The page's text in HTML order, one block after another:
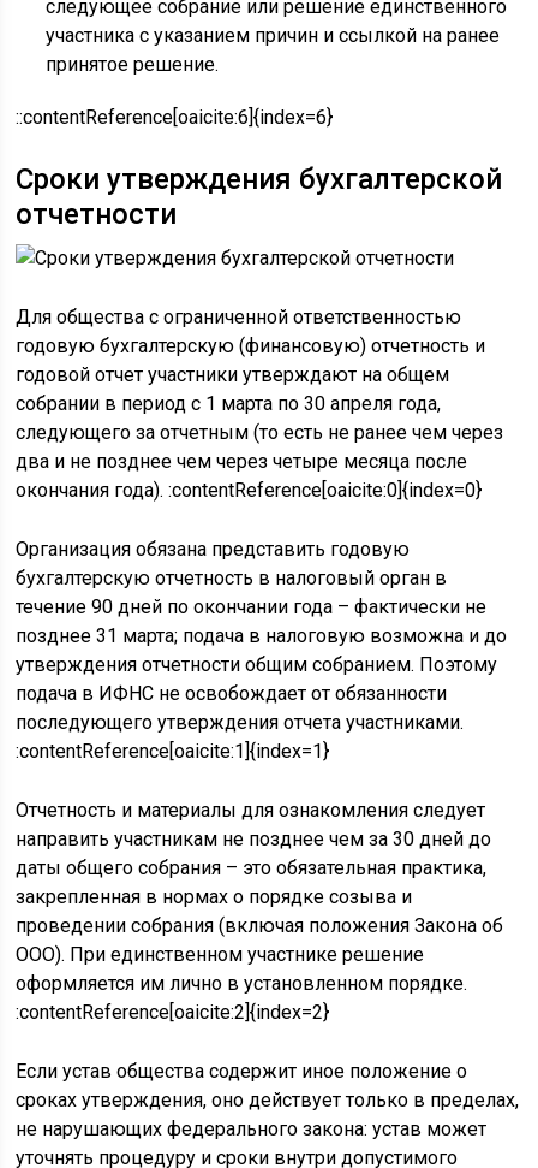
следующее собрание или решение единственного
участника с указанием причин и ссылкой на ранее
принятое решение.
::contentReference[oaicite:6]{index=6}
Сроки утверждения бухгалтерской
отчетности
Для общества с ограниченной ответственностью
годовую бухгалтерскую (финансовую) отчетность и
годовой отчет участники утверждают на общем
собрании в период с 1 марта по 30 апреля года,
следующего за отчетным (то есть не ранее чем через
два и не позднее чем через четыре месяца после
окончания года). :contentReference[oaicite:0]{index=0}
Организация обязана представить годовую
бухгалтерскую отчетность в налоговый орган в
течение 90 дней по окончании года – фактически не
позднее 31 марта; подача в налоговую возможна и до
утверждения отчетности общим собранием. Поэтому
подача в ИФНС не освобождает от обязанности
последующего утверждения отчета участниками.
:contentReference[oaicite:1]{index=1}
Отчетность и материалы для ознакомления следует
направить участникам не позднее чем за 30 дней до
даты общего собрания – это обязательная практика,
закрепленная в нормах о порядке созыва и
проведении собрания (включая положения Закона об
ООО). При единственном участнике решение
оформляется им лично в установленном порядке.
:contentReference[oaicite:2]{index=2}
Если устав общества содержит иное положение о
сроках утверждения, оно действует только в пределах,
не нарушающих федерального закона: устав может
уточнять процедуру и сроки внутри допустимого